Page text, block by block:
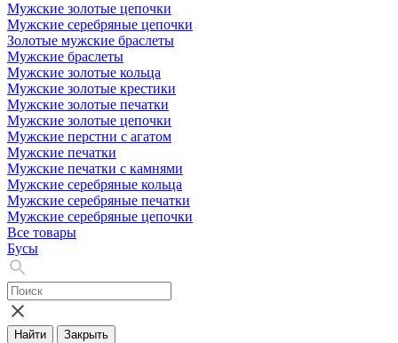
Мужские золотые цепочки
Мужские серебряные цепочки
Золотые мужские браслеты
Мужские браслеты
Мужские золотые кольца
Мужские золотые крестики
Мужские золотые печатки
Мужские золотые цепочки
Мужские перстни с агатом
Мужские печатки
Мужские печатки с камнями
Мужские серебряные кольца
Мужские серебряные печатки
Мужские серебряные цепочки
Все товары
Бусы
Найти Закрыть